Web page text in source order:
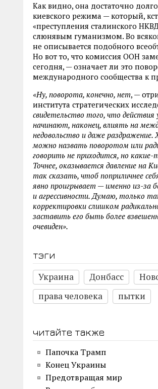
Как видно, она достаточно
киевского режима — который,
«преступления сталинского
слюнявым гуманизмом. Во
не описывается подобного
Но вот то, что комиссия ООН
сегодня, — означает ли это
международного сообщества к
«Ну, поворота, конечно, нет, —
института стратегических
свидетельство того, что действия
начинают, наконец, влиять на
недовольство и даже
можно назвать поворотом или
говорить не приходится, но
Точнее, оказывается давление на
так сказать, чтоб поприличнее
явно проигрывает — именно из-за
и агрессивности. Думаю, только
корректировки слишком
заставить его быть более
очевиден».
тэги
Украина
Донбасс
права человека
пытки
читайте также
Папочка Трамп
Конец Украины
Предотвращая мир